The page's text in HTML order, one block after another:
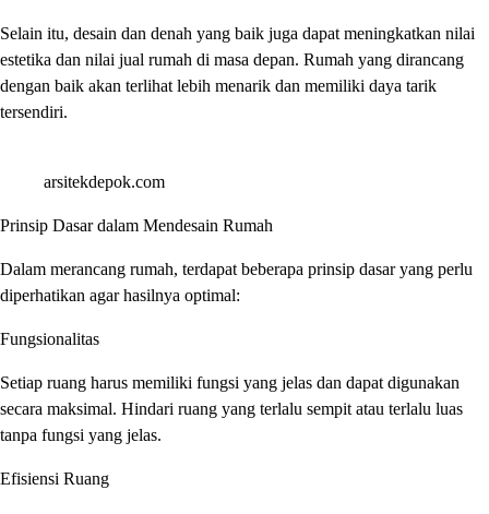
Selain itu, desain dan denah yang baik juga dapat meningkatkan nilai
estetika dan nilai jual rumah di masa depan. Rumah yang dirancang
dengan baik akan terlihat lebih menarik dan memiliki daya tarik
tersendiri.
arsitekdepok.com
Prinsip Dasar dalam Mendesain Rumah
Dalam merancang rumah, terdapat beberapa prinsip dasar yang perlu
diperhatikan agar hasilnya optimal:
Fungsionalitas
Setiap ruang harus memiliki fungsi yang jelas dan dapat digunakan
secara maksimal. Hindari ruang yang terlalu sempit atau terlalu luas
tanpa fungsi yang jelas.
Efisiensi Ruang